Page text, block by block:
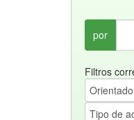
por
Filtros